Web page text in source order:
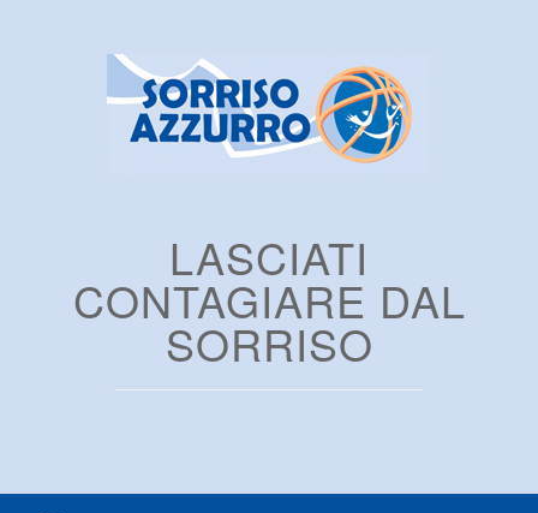
LASCIATI
CONTAGIARE DAL
SORRISO